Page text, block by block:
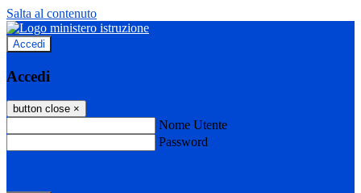
Salta al contenuto
Accedi
Accedi
button close ×
Nome Utente
Password